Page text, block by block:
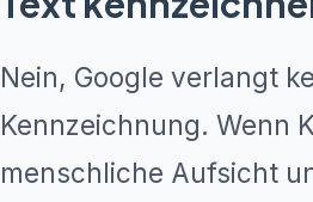
Nein, Google verlangt
Kennzeichnung. Wenn
menschliche Aufsicht